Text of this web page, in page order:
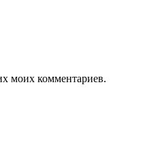
моих комментариев.